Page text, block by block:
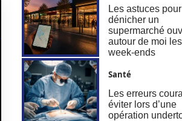
Les astuces pour
dénicher un
supermarché
autour de moi
week-ends
Santé
Les erreurs
éviter lors d’une
opération